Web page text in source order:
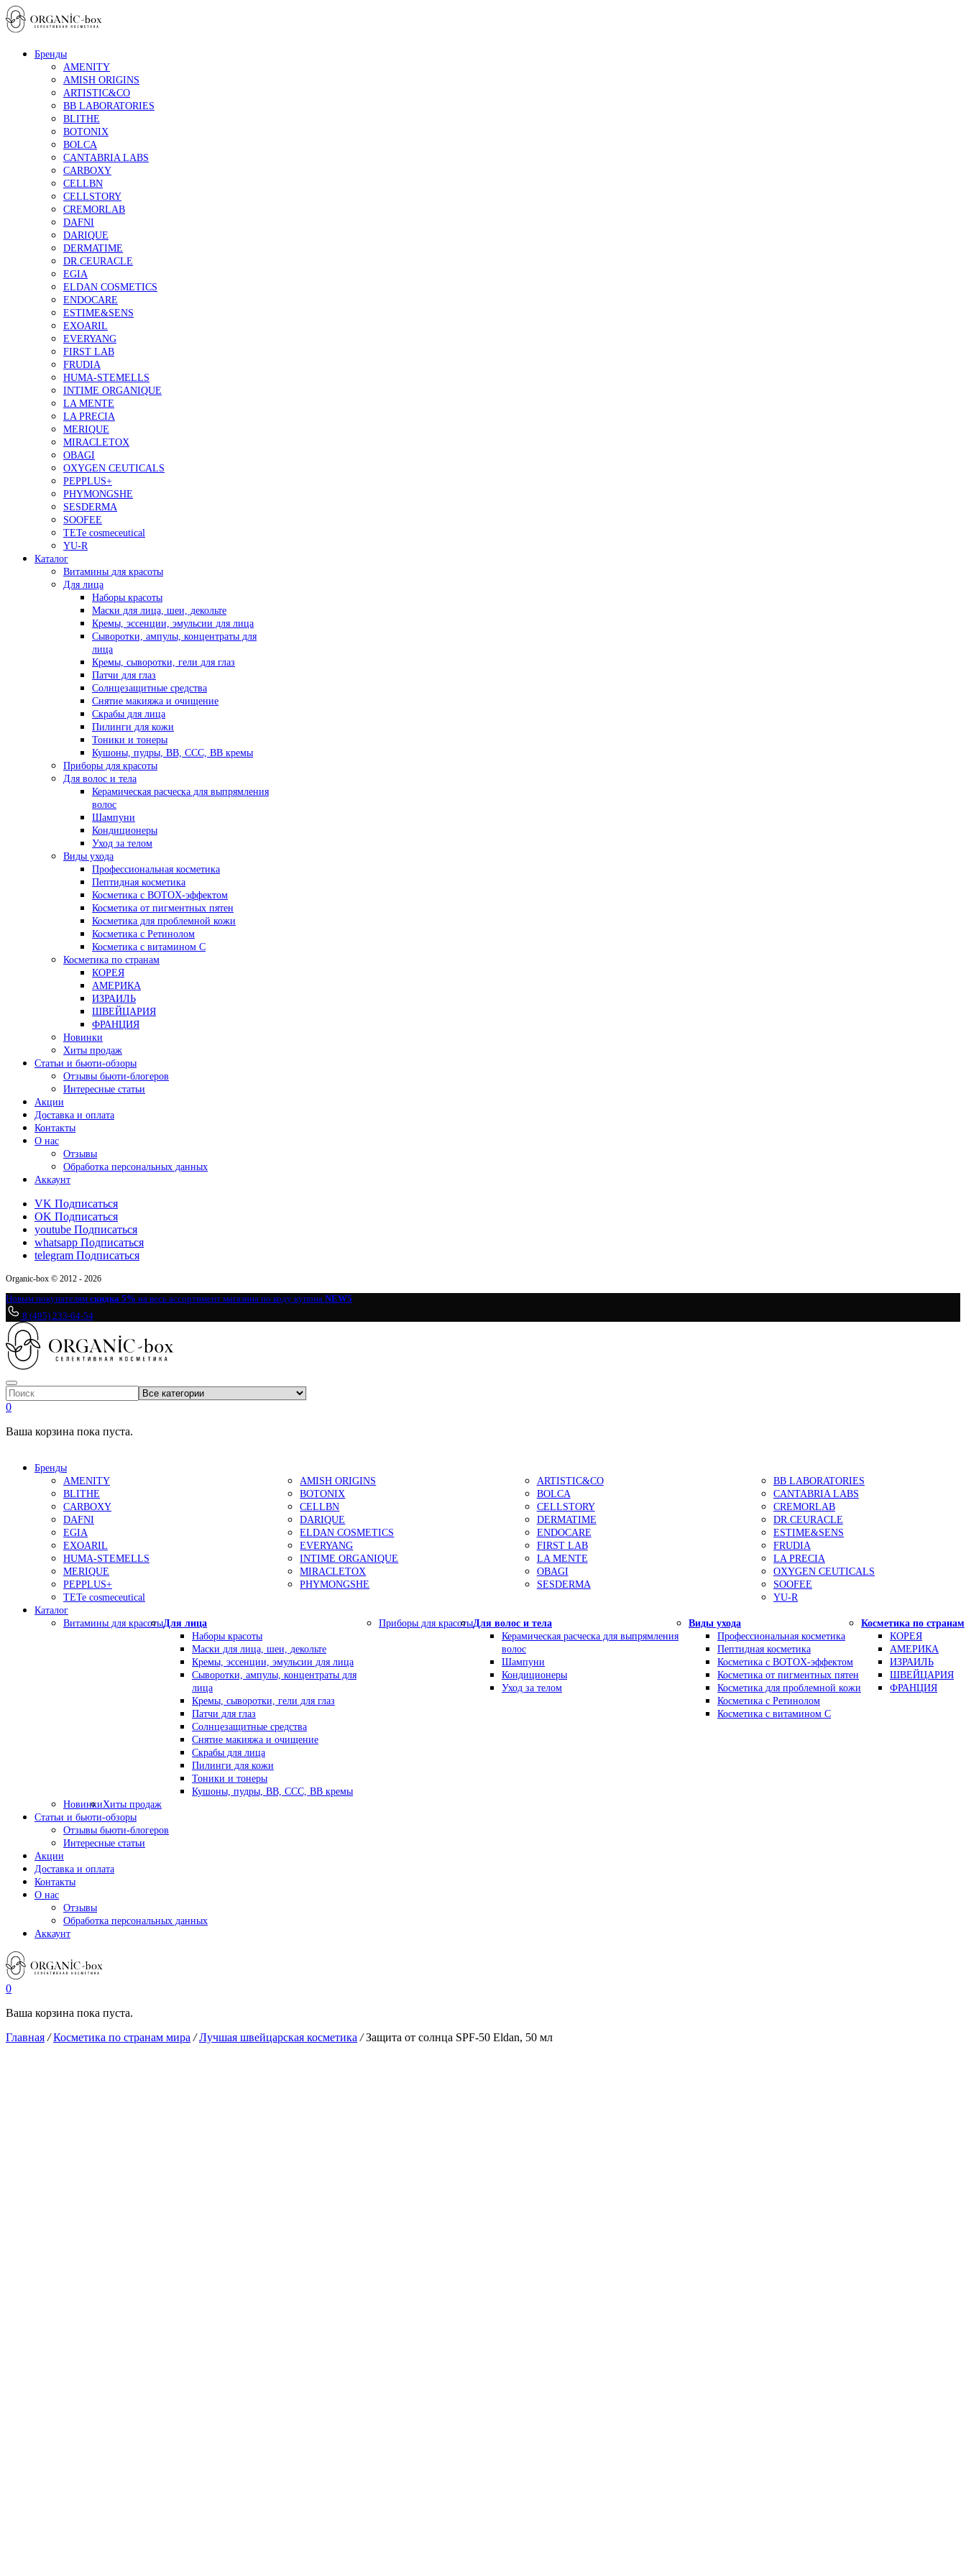
Бренды
AMENITY
AMISH ORIGINS
ARTISTIC&CO
BB LABORATORIES
BLITHE
BOTONIX
BOLCA
CANTABRIA LABS
CARBOXY
CELLBN
CELLSTORY
CREMORLAB
DAFNI
DARIQUE
DERMATIME
DR.CEURACLE
EGIA
ELDAN COSMETICS
ENDOCARE
ESTIME&SENS
EXOARIL
EVERYANG
FIRST LAB
FRUDIA
HUMA-STEMELLS
INTIME ORGANIQUE
LA MENTE
LA PRECIA
MERIQUE
MIRACLETOX
OBAGI
OXYGEN CEUTICALS
PEPPLUS+
PHYMONGSHE
SESDERMA
SOOFEE
TETe cosmeceutical
YU-R
Каталог
Витамины для красоты
Для лица
Наборы красоты
Маски для лица, шеи, декольте
Кремы, эссенции, эмульсии для лица
Сыворотки, ампулы, концентраты для
лица
Кремы, сыворотки, гели для глаз
Патчи для глаз
Солнцезащитные средства
Снятие макияжа и очищение
Скрабы для лица
Пилинги для кожи
Тоники и тонеры
Кушоны, пудры, ВВ, ССС, ВВ кремы
Приборы для красоты
Для волос и тела
Керамическая расческа для выпрямления
волос
Шампуни
Кондиционеры
Уход за телом
Виды ухода
Профессиональная косметика
Пептидная косметика
Косметика с BOTOX-эффектом
Косметика от пигментных пятен
Косметика для проблемной кожи
Косметика с Ретинолом
Косметика с витамином С
Косметика по странам
КОРЕЯ
АМЕРИКА
ИЗРАИЛЬ
ШВЕЙЦАРИЯ
ФРАНЦИЯ
Новинки
Хиты продаж
Статьи и бьюти-обзоры
Отзывы бьюти-блогеров
Интересные статьи
Акции
Доставка и оплата
Контакты
О нас
Отзывы
Обработка персональных данных
Аккаунт
VK Подписаться
OK Подписаться
youtube Подписаться
whatsapp Подписаться
telegram Подписаться
Organic-box © 2012 - 2026
Новым покупателям скидка 5% на весь ассортимент магазина по коду купона NEW5
8 (495) 233-64-54
0
Ваша корзина пока пуста.
Бренды
AMENITY
AMISH ORIGINS ARTISTIC&CO
BB LABORATORIES
BLITHE
BOTONIX BOLCA
CANTABRIA LABS
CARBOXY
CELLBN CELLSTORY
CREMORLAB
DAFNI
DARIQUE DERMATIME
DR.CEURACLE
EGIA
ELDAN COSMETICS ENDOCARE
ESTIME&SENS
EXOARIL
EVERYANG FIRST LAB
FRUDIA
HUMA-STEMELLS
INTIME ORGANIQUE LA MENTE
LA PRECIA
MERIQUE
MIRACLETOX OBAGI
OXYGEN CEUTICALS
PEPPLUS+
PHYMONGSHE SESDERMA
SOOFEE
TETe cosmeceutical
YU-R
Каталог
Витамины для красотыДля лица
Наборы красоты
Маски для лица, шеи, декольте
Кремы, эссенции, эмульсии для лица
Сыворотки, ампулы, концентраты для
лица
Кремы, сыворотки, гели для глаз
Патчи для глаз
Солнцезащитные средства
Снятие макияжа и очищение
Скрабы для лица
Пилинги для кожи
Тоники и тонеры
Кушоны, пудры, ВВ, ССС, ВВ кремы
Приборы для красотыДля волос и тела
Керамическая расческа для выпрямления
волос
Шампуни
Кондиционеры
Уход за телом
Виды ухода
Профессиональная косметика
Пептидная косметика
Косметика с BOTOX-эффектом
Косметика от пигментных пятен
Косметика для проблемной кожи
Косметика с Ретинолом
Косметика с витамином С
Косметика по странам
КОРЕЯ
АМЕРИКА
ИЗРАИЛЬ
ШВЕЙЦАРИЯ
ФРАНЦИЯ
НовинкиХиты продаж
Статьи и бьюти-обзоры
Отзывы бьюти-блогеров
Интересные статьи
Акции
Доставка и оплата
Контакты
О нас
Отзывы
Обработка персональных данных
Аккаунт
0
Ваша корзина пока пуста.
Главная /Косметика по странам мира /Лучшая швейцарская косметика /Защита от солнца SPF-50 Eldan, 50 мл